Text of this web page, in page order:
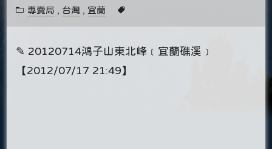
專賣局 , 台灣 , 宜蘭
✎ 20120714鴻子山東北峰﹝宜蘭礁溪﹞
【2012/07/17 21:49】